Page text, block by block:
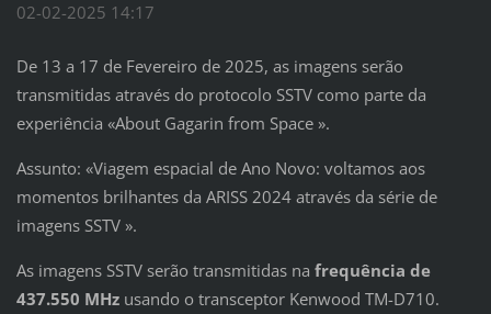
02-02-2025 14:17
De 13 a 17 de Fevereiro de 2025, as imagens serão
transmitidas através do protocolo SSTV como parte da
experiência «About Gagarin from Space ».
Assunto: «Viagem espacial de Ano Novo: voltamos aos
momentos brilhantes da ARISS 2024 através da série de
imagens SSTV ».
As imagens SSTV serão transmitidas na frequência de
437.550 MHzusando o transceptor Kenwood TM-D710.